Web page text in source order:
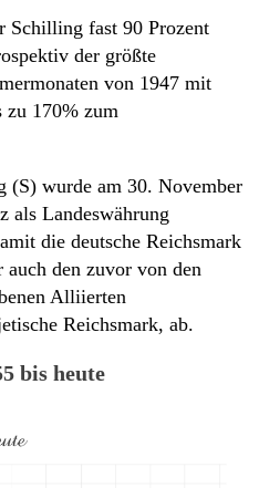
Schilling fast 90 Prozent
der größte
von 1947 mit
zu 170% zum
(S) wurde am 30. November
als Landeswährung
die deutsche Reichsmark
den zuvor von den
Alliierten
Reichsmark, ab.
bis heute